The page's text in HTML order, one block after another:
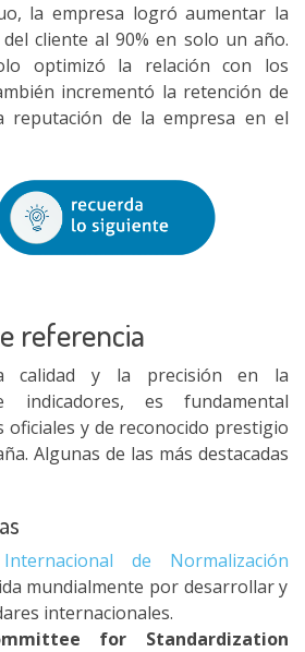
la empresa logró aumentar la
cliente al 90% en solo un año.
optimizó la relación con los
incrementó la retención de
reputación de la empresa en el
referencia
calidad y la precisión en la
indicadores, es fundamental
oficiales y de reconocido prestigio
Algunas de las más destacadas
de Normalización
mundialmente por desarrollar y
internacionales.
for Standardization